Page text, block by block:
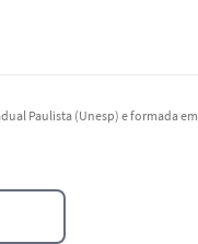
Paulista (Unesp) e formada em